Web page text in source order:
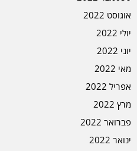
אוגוסט 2022
יולי 2022
יוני 2022
מאי 2022
אפריל 2022
מרץ 2022
פברואר 2022
ינואר 2022